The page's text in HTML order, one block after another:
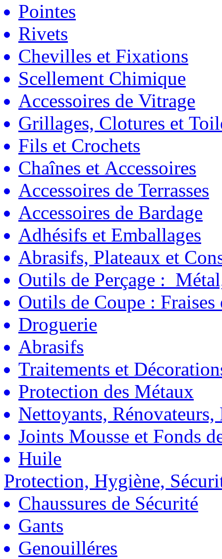
Pointes
Rivets
Chevilles et Fixations
Scellement Chimique
Accessoires de Vitrage
Grillages, Clotures et
Fils et Crochets
Chaînes et Accessoires
Accessoires de Terrasses
Accessoires de Bardage
Adhésifs et Emballages
Abrasifs, Plateaux et
Outils de Perçage :
Outils de Coupe : Fraises
Droguerie
Abrasifs
Traitements et
Protection des Métaux
Nettoyants, Rénovateurs,
Joints Mousse et Fonds
Huile
Protection, Hygiène,
Chaussures de Sécurité
Gants
Genouilléres